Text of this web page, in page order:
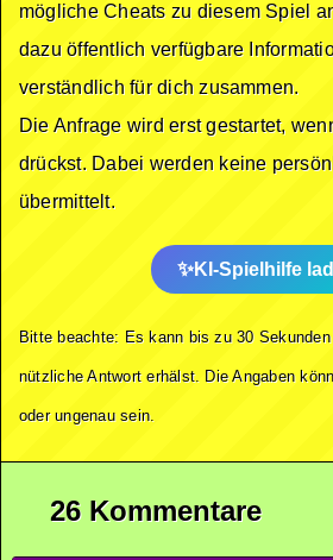
mögliche Cheats zu diesem Spiel
dazu öffentlich verfügbare
verständlich für dich zusammen.
Die Anfrage wird erst gestartet,
drückst. Dabei werden keine
übermittelt.
KI-Spielhilfe
Bitte beachte: Es kann bis zu 30
nützliche Antwort erhälst. Die Angaben
oder ungenau sein.
26 Kommentare